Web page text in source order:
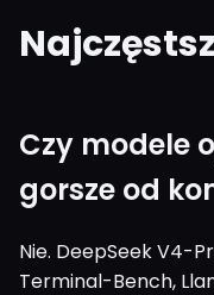
Czy modele
gorsze od
Nie. DeepSeek V4-
Terminal-Bench,